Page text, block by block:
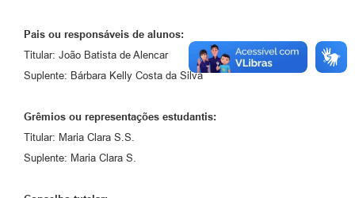
Pais ou responsáveis de alunos:
Titular: João Batista de Alencar
Suplente: Bárbara Kelly Costa da Silva
Grêmios ou representações estudantis:
Titular: Maria Clara S.S.
Suplente: Maria Clara S.